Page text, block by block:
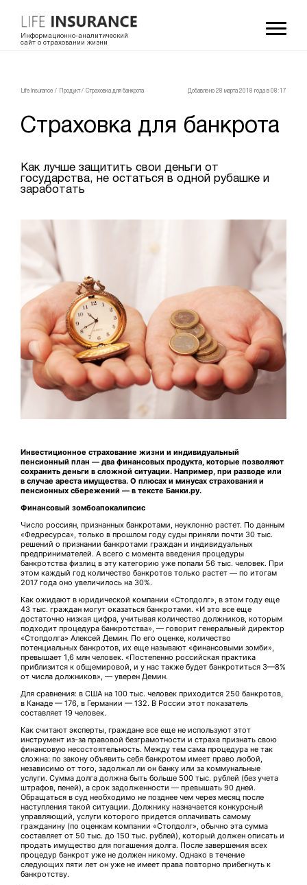
Информационно-аналитический
сайт о страховании жизни
LifeInsurance / Продукт/ Страховка для банкрота Добавлено 28 мартa 2018 года в 08:17
Страховка для банкрота
Как лучше защитить свои деньги от
государства, не остаться в одной рубашке и
заработать
Инвестиционное страхование жизни и индивидуальный
пенсионный план — два финансовых продукта, которые позволяют
сохранить деньги в сложной ситуации. Например, при разводе или
в случае ареста имущества. О плюсах и минусах страхования и
пенсионных сбережений — в тексте Банки.ру.
Финансовый зомбоапокалипсис
Число россиян, признанных банкротами, неуклонно растет. По данным
«Федресурса», только в прошлом году суды приняли почти 30 тыс.
решений о признании банкротами граждан и индивидуальных
предпринимателей. А всего с момента введения процедуры
банкротства физлиц в эту категорию уже попали 56 тыс. человек. При
этом каждый год количество банкротов только растет — по итогам
2017 года оно увеличилось на 30%.
Как ожидают в юридической компании «Стопдолг», в этом году еще
43 тыс. граждан могут оказаться банкротами. «И это все еще
достаточно низкая цифра, учитывая количество должников, которым
подходит процедура банкротства», — говорит генеральный директор
«Стопдолга» Алексей Демин. По его оценке, количество
потенциальных банкротов, их еще называют «финансовыми зомби»,
превышает 1,6 млн человек. «Постепенно российская практика
приблизится к общемировой, и у нас также будет банкротиться 3—8%
от числа должников», — уверен Демин.
Для сравнения: в США на 100 тыс. человек приходится 250 банкротов,
в Канаде — 176, в Германии — 132. В России этот показатель
составляет 19 человек.
Как считают эксперты, граждане все еще не используют этот
инструмент из-за правовой безграмотности и страха признать свою
финансовую несостоятельность. Между тем сама процедура не так
сложна: по закону объявить себя банкротом имеет право любой,
независимо от того, задолжал ли он банку или за коммунальные
услуги. Сумма долга должна быть больше 500 тыс. рублей (без учета
штрафов, пеней), а срок задолженности — превышать 90 дней.
Обращаться в суд необходимо не позднее чем через месяц после
наступления такой ситуации. Должнику назначается конкурсный
управляющий, услуги которого придется оплачивать самому
гражданину (по оценкам компании «Стопдолг», обычно эта сумма
составляет от 50 тыс. до 150 тыс. рублей), который должен описать и
продать имущество для погашения долга. После завершения всех
процедур банкрот уже не должен никому. Однако в течение
следующих пяти лет он уже не имеет права повторно прибегнуть к
банкротству.